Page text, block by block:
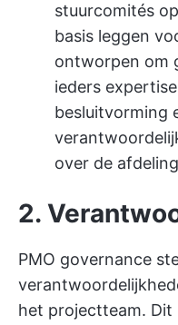
stuurcomités
basis leggen
ontworpen om
ieders
besluitvorming
over de
2.
PMO governance
het projectteam.